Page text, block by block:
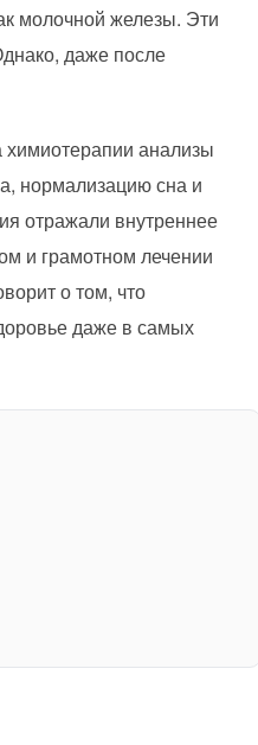
молочной железы. Эти
даже после
химиотерапии анализы
нормализацию сна и
отражали внутреннее
и грамотном лечении
о том, что
даже в самых